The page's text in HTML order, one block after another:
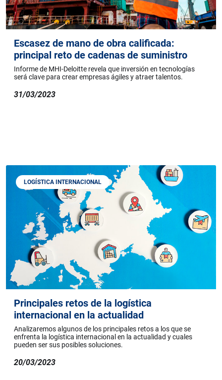
Escasez de mano de obra calificada:
principal reto de cadenas de suministro
Informe de MHI-Deloitte revela que inversión en tecnologías
será clave para crear empresas ágiles y atraer talentos.
31/03/2023
LOGÍSTICA INTERNACIONAL
Principales retos de la logística
internacional en la actualidad
Analizaremos algunos de los principales retos a los que se
enfrenta la logística internacional en la actualidad y cuales
pueden ser sus posibles soluciones.
20/03/2023